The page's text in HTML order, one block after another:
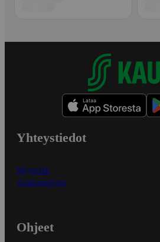
Yhteystiedot
Myymälät
Asiakaspalvelu
Ohjeet